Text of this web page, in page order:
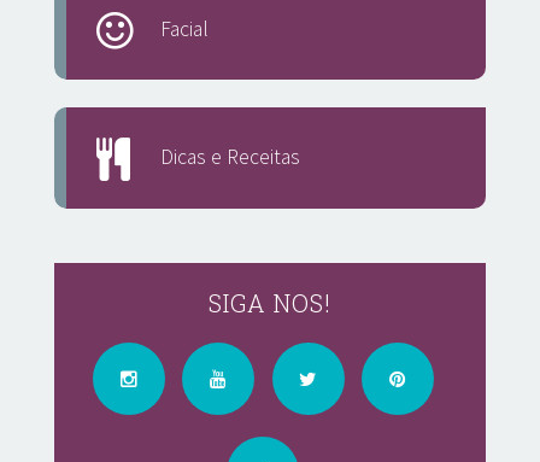
Facial
Dicas e Receitas
SIGA NOS!